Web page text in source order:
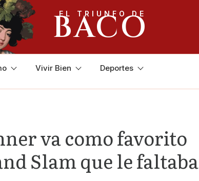
EL TRIUNFO DE
BACO
Vivir Bien Deportes
va como favorito
Slam que le faltaba